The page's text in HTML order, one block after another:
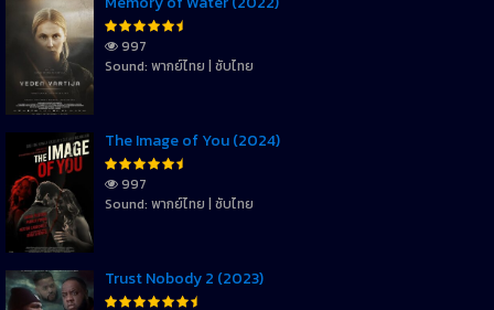
997
Sound: พากย์ไทย | ซับไทย
The Image of You (2024)
997
Sound: พากย์ไทย | ซับไทย
Trust Nobody 2 (2023)